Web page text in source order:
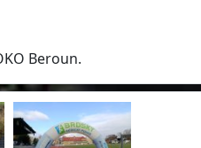
Beroun.